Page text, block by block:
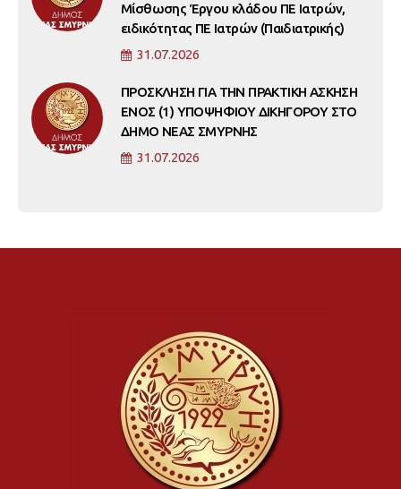
Μίσθωσης Έργου κλάδου ΠΕ Ιατρών,
ειδικότητας ΠΕ Ιατρών (Παιδιατρικής)
31.07.2026
ΠΡΟΣΚΛΗΣΗ ΓΙΑ ΤΗΝ ΠΡΑΚΤΙΚΗ ΑΣΚΗΣΗ
ΕΝΟΣ (1) ΥΠΟΨΗΦΙΟΥ ΔΙΚΗΓΟΡΟΥ ΣΤΟ
ΔΗΜΟ ΝΕΑΣ ΣΜΥΡΝΗΣ
31.07.2026